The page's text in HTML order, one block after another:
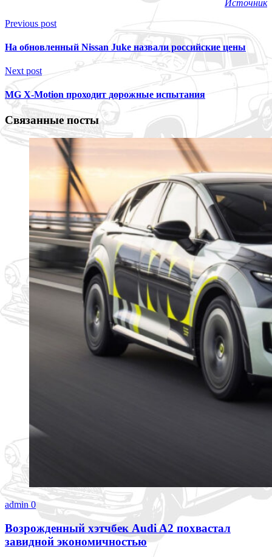
Источник
Previous post
На обновленный Nissan Juke назвали российские цены
Next post
MG X-Motion проходит дорожные испытания
Связанные посты
admin0
Возрожденный хэтчбек Audi A2 похвастал
завидной экономичностью